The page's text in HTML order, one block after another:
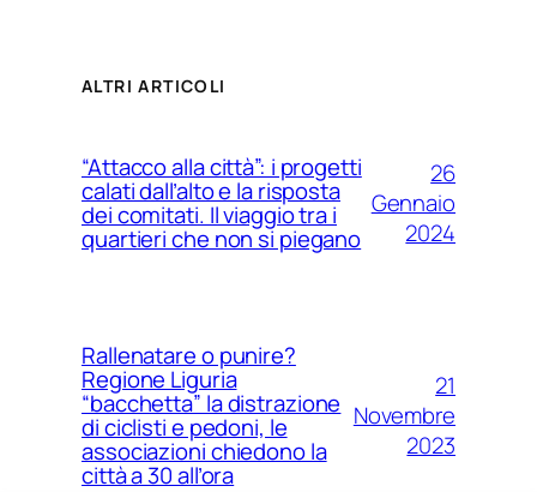
ALTRI ARTICOLI
“Attacco alla città”: i progetti
calati dall’alto e la risposta
dei comitati. Il viaggio tra i
quartieri che non si piegano
26
Gennaio
2024
Rallenatare o punire?
Regione Liguria
“bacchetta” la distrazione
di ciclisti e pedoni, le
associazioni chiedono la
città a 30 all’ora
21
Novembre
2023